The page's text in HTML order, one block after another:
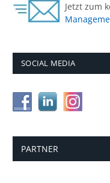
Jetzt zum
SOCIAL MEDIA
PARTNER